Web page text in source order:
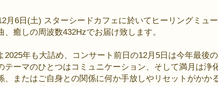
月6日(土) スターシードカフェに於いてヒーリングミュ
、癒しの周波数432Hzでお届け致します。
2025年も大詰め、コンサート前日の12月5日は今年最後
テーマのひとつはコミュニケーション、そして満月は浄
、またはご自身との関係に何か手放しやリセットがかか